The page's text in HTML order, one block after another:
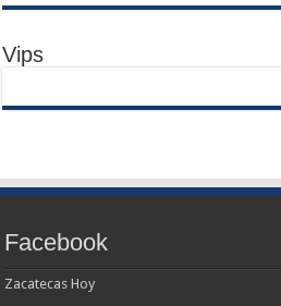
Vips
Facebook
Zacatecas Hoy